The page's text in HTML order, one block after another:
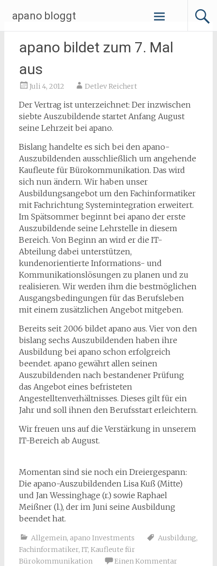
Inhalt
springen
apano bloggt
apano bildet zum 7. Mal
aus
Juli 4, 2012 Detlev Reichert
Der Vertrag ist unterzeichnet: Der inzwischen
siebte Auszubildende startet Anfang August
seine Lehrzeit bei apano.
Bislang handelte es sich bei den apano-
Auszubildenden ausschließlich um angehende
Kaufleute für Bürokommunikation. Das wird
sich nun ändern. Wir haben unser
Ausbildungsangebot um den Fachinformatiker
mit Fachrichtung Systemintegration erweitert.
Im Spätsommer beginnt bei apano der erste
Auszubildende seine Lehrstelle in diesem
Bereich. Von Beginn an wird er die IT-
Abteilung dabei unterstützen,
kundenorientierte Informations- und
Kommunikationslösungen zu planen und zu
realisieren. Wir werden ihm die bestmöglichen
Ausgangsbedingungen für das Berufsleben
mit einem zusätzlichen Angebot mitgeben.
Bereits seit 2006 bildet apano aus. Vier von den
bislang sechs Auszubildenden haben ihre
Ausbildung bei apano schon erfolgreich
beendet. apano gewährt allen seinen
Auszubildenden nach bestandener Prüfung
das Angebot eines befristeten
Angestelltenverhältnisses. Dieses gilt für ein
Jahr und soll ihnen den Berufsstart erleichtern.
Wir freuen uns auf die Verstärkung in unserem
IT-Bereich ab August.
Momentan sind sie noch ein Dreiergespann:
Die apano-Auszubildenden Lisa Kuß (Mitte)
und Jan Wessinghage (r.) sowie Raphael
Meißner (l.), der im Juni seine Ausbildung
beendet hat.
Allgemein, apano Investments Ausbildung,
Fachinformatiker, IT, Kaufleute für
Bürokommunikation
Einen Kommentar